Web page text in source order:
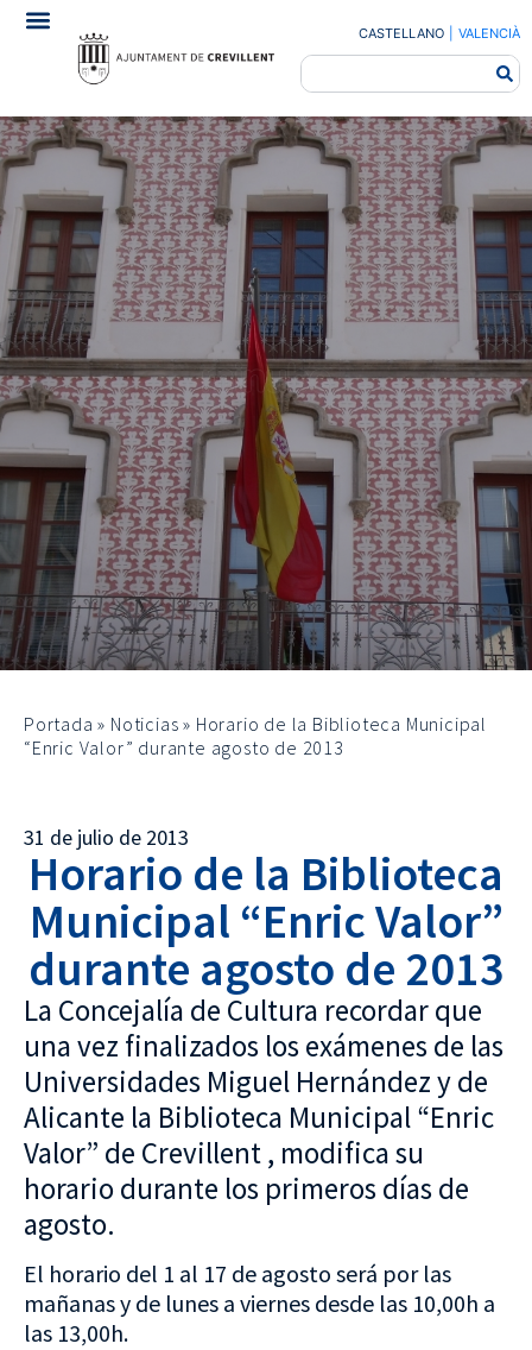
CASTELLANO VALENCIÀ
Portada » Noticias » Horario de la Biblioteca Municipal
“Enric Valor” durante agosto de 2013
31 de julio de 2013
Horario de la Biblioteca
Municipal “Enric Valor”
durante agosto de 2013
La Concejalía de Cultura recordar que
una vez finalizados los exámenes de las
Universidades Miguel Hernández y de
Alicante la Biblioteca Municipal “Enric
Valor” de Crevillent , modifica su
horario durante los primeros días de
agosto.
El horario del 1 al 17 de agosto será por las
mañanas y de lunes a viernes desde las 10,00h a
las 13,00h.